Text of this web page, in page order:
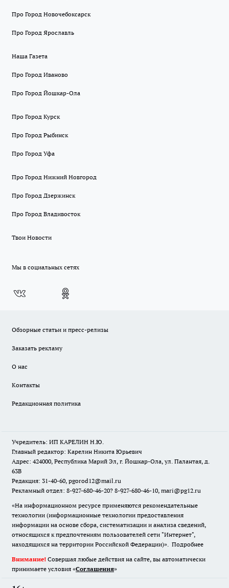
Про Город Новочебоксарск
Про Город Ярославль
Наша Газета
Про Город Иваново
Про Город Йошкар-Ола
Про Город Курск
Про Город Рыбинск
Про Город Уфа
Про Город Нижний Новгород
Про Город Дзержинск
Про Город Владивосток
Твои Новости
Мы в социальных сетях
Обзорные статьи и пресс-релизы
Заказать рекламу
О нас
Контакты
Редакционная политика
Учредитель: ИП КАРЕЛИН Н.Ю.
Главный редактор: Карелин Никита Юрьевич
Адрес: 424000, Республика Марий Эл, г. Йошкар-Ола, ул. Палантая, д.
63В
Редакция: 31-40-60, pgorod12@mail.ru
Рекламный отдел: 8-927-680-46-20? 8-927-680-46-10, mari@pg12.ru
«На информационном ресурсе применяются рекомендательные
технологии (информационные технологии предоставления
информации на основе сбора, систематизации и анализа сведений,
относящихся к предпочтениям пользователей сети "Интернет",
находящихся на территории Российской Федерации)». Подробнее
Внимание! Совершая любые действия на сайте, вы автоматически
принимаете условия «Cоглашения»